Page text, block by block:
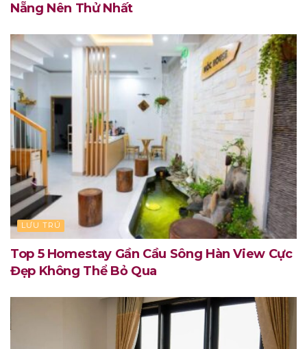
Nẵng Nên Thử Nhất
LƯU TRÚ
Top 5 Homestay Gần Cầu Sông Hàn View Cực
Đẹp Không Thể Bỏ Qua